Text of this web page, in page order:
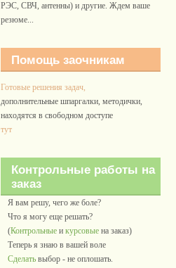
РЭС, СВЧ, антенны) и другие. Ждем ваше
резюме...
Помощь заочникам
Готовые решения задач,
дополнительные шпаргалки, методички,
находятся в свободном доступе
тут
Контрольные работы на
заказ
Я вам решу, чего же боле?
Что я могу еще решать?
(Контрольные икурсовые на заказ)
Теперь я знаю в вашей воле
Сделать выбор - не оплошать.